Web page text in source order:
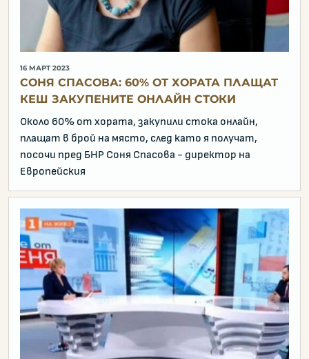
16 МАРТ 2023
СОНЯ СПАСОВА: 60% ОТ ХОРАТА ПЛАЩАТ
КЕШ ЗАКУПЕНИТЕ ОНЛАЙН СТОКИ
Около 60% от хората, закупили стока онлайн,
плащат в брой на място, след като я получат,
посочи пред БНР Соня Спасова - директор на
Европейския